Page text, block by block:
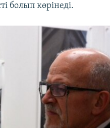
болып көрінеді.